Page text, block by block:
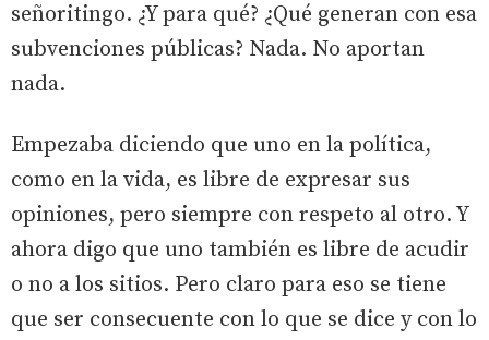
señoritingo. ¿Y para qué? ¿Qué generan con esa
subvenciones públicas? Nada. No aportan
nada.
Empezaba diciendo que uno en la política,
como en la vida, es libre de expresar sus
opiniones, pero siempre con respeto al otro. Y
ahora digo que uno también es libre de acudir
o no a los sitios. Pero claro para eso se tiene
que ser consecuente con lo que se dice y con lo